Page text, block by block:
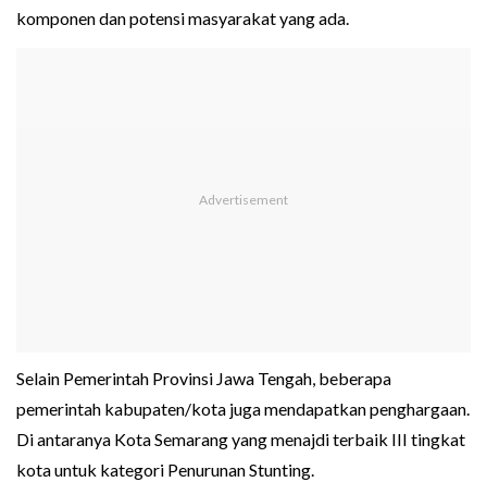
komponen dan potensi masyarakat yang ada.
Selain Pemerintah Provinsi Jawa Tengah, beberapa
pemerintah kabupaten/kota juga mendapatkan penghargaan.
Di antaranya Kota Semarang yang menajdi terbaik III tingkat
kota untuk kategori Penurunan Stunting.